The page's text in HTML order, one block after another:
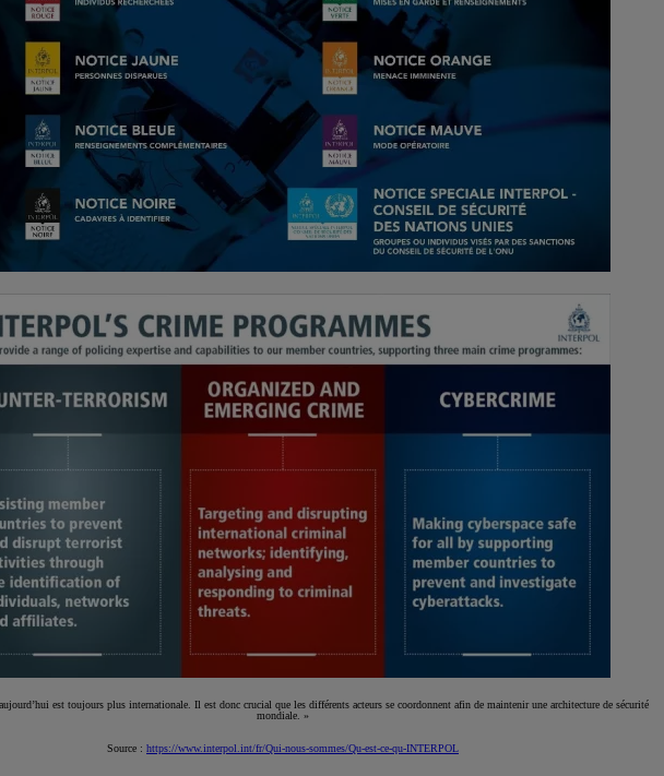
est toujours plus internationale. Il est donc crucial que les différents acteurs se coordonnent afin de maintenir une architecture de sécurité
mondiale. »
Source : https://www.interpol.int/fr/Qui-nous-sommes/Qu-est-ce-qu-INTERPOL